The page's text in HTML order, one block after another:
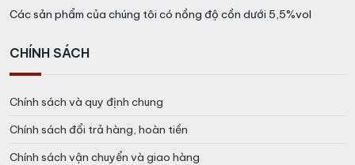
Các sản phẩm của chúng tôi có nồng độ cồn dưới 5,5%vol
CHÍNH SÁCH
Chính sách và quy định chung
Chính sách đổi trả hàng, hoàn tiền
Chính sách vận chuyển và giao hàng